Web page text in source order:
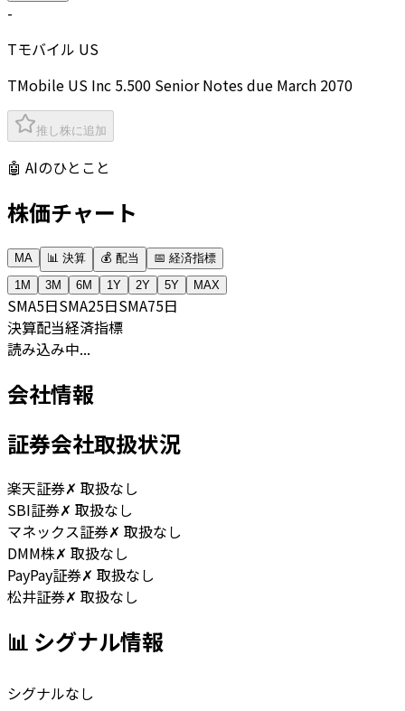
-
Tモバイル US
TMobile US Inc 5.500 Senior Notes due March 2070
推し株に追加
🤖 AIのひとこと
株価チャート
MA 📊 決算 💰 配当
📅 経済指標
1M
3M 6M 1Y 2Y 5Y MAX
SMA5日SMA25日SMA75日
決算配当経済指標
読み込み中...
会社情報
証券会社取扱状況
楽天証券✗ 取扱なし
SBI証券✗ 取扱なし
マネックス証券✗ 取扱なし
DMM株✗ 取扱なし
PayPay証券✗ 取扱なし
松井証券✗ 取扱なし
📊 シグナル情報
シグナルなし